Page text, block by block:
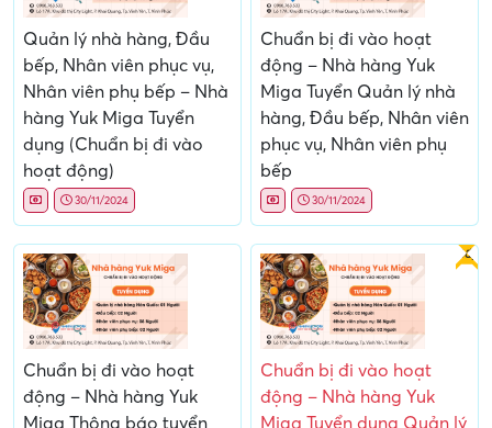
Quản lý nhà hàng, Đầu
bếp, Nhân viên phục vụ,
Nhân viên phụ bếp – Nhà
hàng Yuk Miga Tuyển
dụng (Chuẩn bị đi vào
hoạt động)
30/11/2024
Chuẩn bị đi vào hoạt
động – Nhà hàng Yuk
Miga Tuyển Quản lý nhà
hàng, Đầu bếp, Nhân viên
phục vụ, Nhân viên phụ
bếp
30/11/2024
Chuẩn bị đi vào hoạt
động – Nhà hàng Yuk
Miga Thông báo tuyển
Gấp
Chuẩn bị đi vào hoạt
động – Nhà hàng Yuk
Miga Tuyển dụng Quản lý